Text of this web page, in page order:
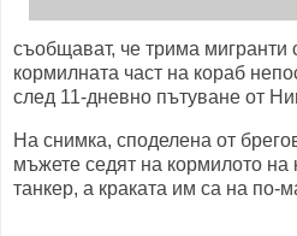
съобщават, че трима мигранти
кормилната част на кораб
след 11-дневно пътуване от
На снимка, споделена от
мъжете седят на кормилото на
танкер, а краката им са на по-